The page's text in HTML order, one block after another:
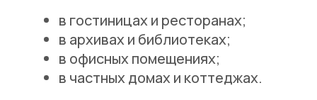
в гостиницах и ресторанах;
в архивах и библиотеках;
в офисных помещениях;
в частных домах и коттеджах.